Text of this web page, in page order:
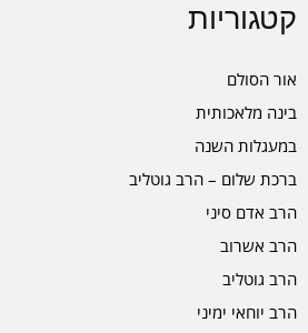
קטגוריות
אור הסולם
בינה מלאכותית
במעגלות השנה
ברכת שלום – הרב גוטליב
הרב אדם סיני
הרב אשרוב
הרב גוטליב
הרב יוחאי ימיני